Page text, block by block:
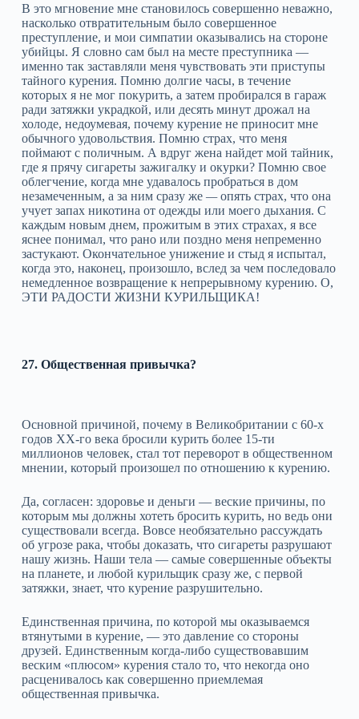
В это мгновение мне становилось совершенно неважно,
насколько отвратительным было совершенное
преступление, и мои симпатии оказывались на стороне
убийцы. Я словно сам был на месте преступника —
именно так заставляли меня чувствовать эти приступы
тайного курения. Помню долгие часы, в течение
которых я не мог покурить, а затем пробирался в гараж
ради затяжки украдкой, или десять минут дрожал на
холоде, недоумевая, почему курение не приносит мне
обычного удовольствия. Помню страх, что меня
поймают с поличным. А вдруг жена найдет мой тайник,
где я прячу сигареты зажигалку и окурки? Помню свое
облегчение, когда мне удавалось пробраться в дом
незамеченным, а за ним сразу же —опять страх, что она
учует запах никотина от одежды или моего дыхания. С
каждым новым днем, прожитым в этих страхах, я все
яснее понимал, что рано или поздно меня непременно
застукают. Окончательное унижение и стыд я испытал,
когда это, наконец, произошло, вслед за чем последовало
немедленное возвращение к непрерывному курению. О,
ЭТИ РАДОСТИ ЖИЗНИ КУРИЛЬЩИКА!
27. Общественная привычка?
Основной причиной, почему в Великобритании с 60‑х
годов ХХ‑го века бросили курить более 15‑ти
миллионов человек, стал тот переворот в общественном
мнении, который произошел по отношению к курению.
Да, согласен: здоровье и деньги — веские причины, по
которым мы должны хотеть бросить курить, но ведь они
существовали всегда. Вовсе необязательно рассуждать
об угрозе рака, чтобы доказать, что сигареты разрушают
нашу жизнь. Наши тела — самые совершенные объекты
на планете, и любой курильщик сразу же, с первой
затяжки, знает, что курение разрушительно.
Единственная причина, по которой мы оказываемся
втянутыми в курение, — это давление со стороны
друзей. Единственным когда‑либо существовавшим
веским «плюсом» курения стало то, что некогда оно
расценивалось как совершенно приемлемая
общественная привычка.